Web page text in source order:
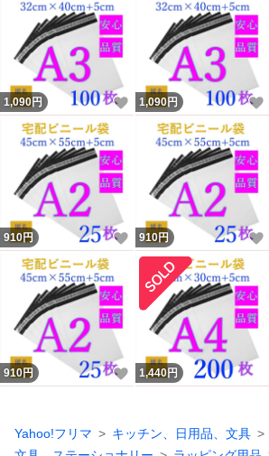
1,090円 いいね！
1,090円
910円 いいね！
910円
910円 いいね！
1,440円
Yahoo!フリマ
キッチン、日用品、文具